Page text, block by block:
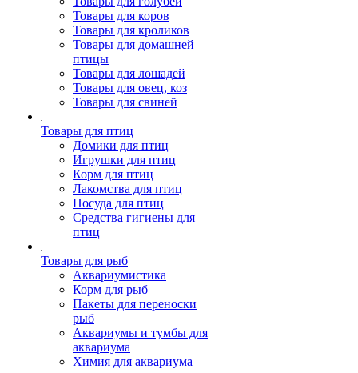
Товары для коров
Товары для кроликов
Товары для домашней
птицы
Товары для лошадей
Товары для овец, коз
Товары для свиней
Товары для птиц
Домики для птиц
Игрушки для птиц
Корм для птиц
Лакомства для птиц
Посуда для птиц
Средства гигиены для
птиц
Товары для рыб
Аквариумистика
Корм для рыб
Пакеты для переноски
рыб
Аквариумы и тумбы для
аквариума
Химия для аквариума